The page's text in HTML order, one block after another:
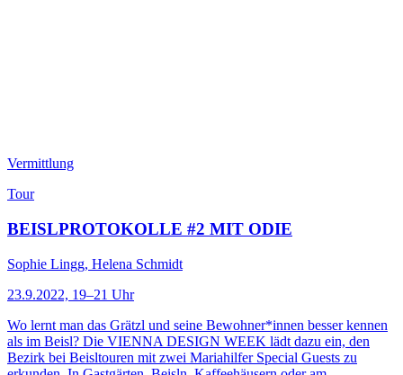
Vermittlung
Tour
BEISLPROTOKOLLE #2 MIT ODIE
Sophie Lingg, Helena Schmidt
23.9.2022, 19–21 Uhr
Wo lernt man das Grätzl und seine Bewohner*innen besser kennen
als im Beisl? Die VIENNA DESIGN WEEK lädt dazu ein, den
Bezirk bei Beisltouren mit zwei Mariahilfer Special Guests zu